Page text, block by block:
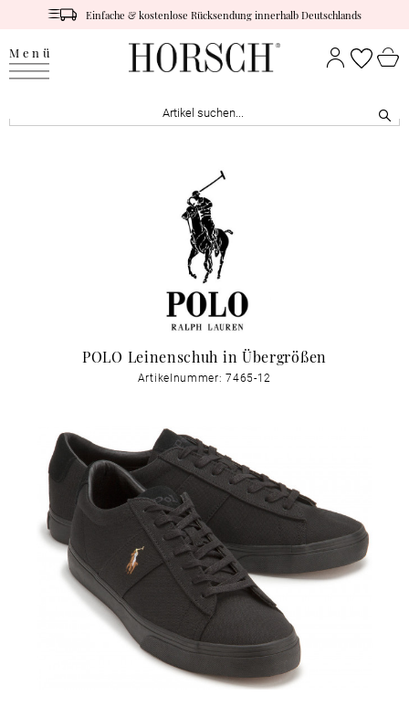
Einfache & kostenlose Rücksendung innerhalb Deutschlands
Menü
POLO Leinenschuh in Übergrößen
Artikelnummer: 7465-12